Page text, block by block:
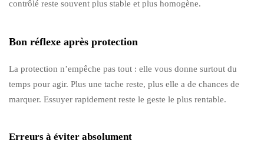
contrôlé reste souvent plus stable et plus homogène.
Bon réflexe après protection
La protection n’empêche pas tout : elle vous donne surtout du
temps pour agir. Plus une tache reste, plus elle a de chances de
marquer. Essuyer rapidement reste le geste le plus rentable.
Erreurs à éviter absolument